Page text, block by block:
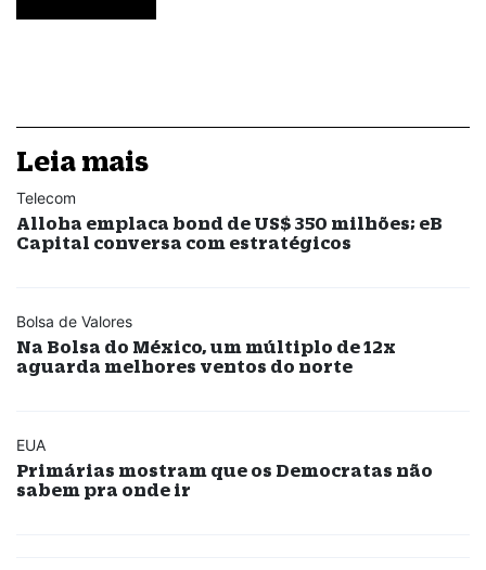
Leia mais
Telecom
Alloha emplaca bond de US$ 350 milhões; eB
Capital conversa com estratégicos
Bolsa de Valores
Na Bolsa do México, um múltiplo de 12x
aguarda melhores ventos do norte
EUA
Primárias mostram que os Democratas não
sabem pra onde ir